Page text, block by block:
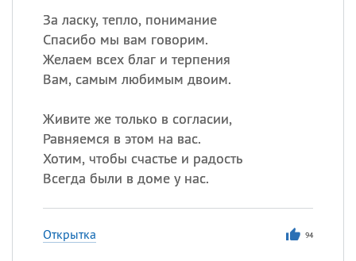
За ласку, тепло, понимание
Спасибо мы вам говорим.
Желаем всех благ и терпения
Вам, самым любимым двоим.
Живите же только в согласии,
Равняемся в этом на вас.
Хотим, чтобы счастье и радость
Всегда были в доме у нас.
Открытка 94